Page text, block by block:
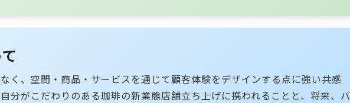
く、空間・商品・サービスを通じて顧客体験をデザインする点に強い共感
分がこだわりのある珈琲の新業態店舗立ち上げに携われることと、将来、バ